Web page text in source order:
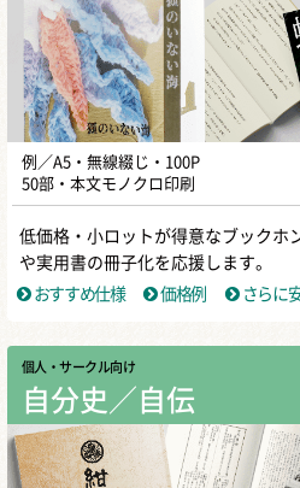
例／A5・無線綴じ・100P
50部・本文モノクロ印刷
低価格・小ロットが得意なブックホ
や実用書の冊子化を応援します。
おすすめ仕様
価格例 さらに
個人・サークル向け
自分史／自伝